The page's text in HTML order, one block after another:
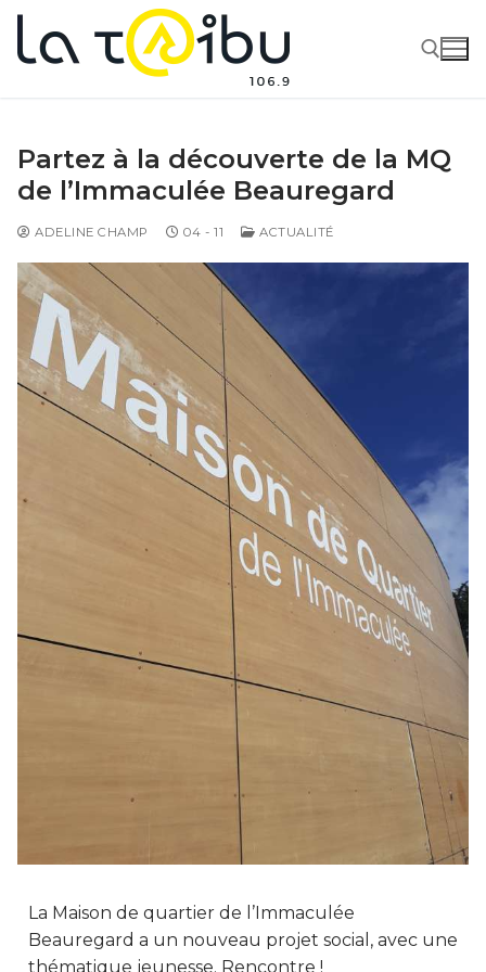
Partez à la découverte de la MQ
de l’Immaculée Beauregard
ADELINE CHAMP 04 - 11 ACTUALITÉ
La Maison de quartier de l’Immaculée
Beauregard a un nouveau projet social, avec une
thématique jeunesse. Rencontre !